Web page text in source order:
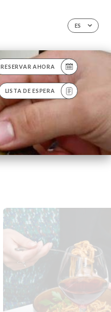
ES
RESERVAR AHORA
LISTA DE ESPERA